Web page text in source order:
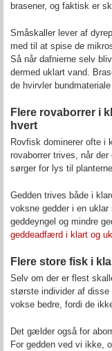
brasener, og faktisk er
Småskaller lever af
med til at spise de
Så når dafnierne selv
dermed uklart vand.
de hvirvler
Flere rovaborrer i
hvert
Rovfisk dominerer ofte i
rovaborrer trives, når
sørger for lys til
Gedden trives både i
voksne gedder i en
geddeyngel og mindre
geddeadfærd i klart og
Flere store fisk i
Selv om der er flest
største individer af disse
vokse bedre, fordi de
Det gælder også for
For gedden ved vi ikke,